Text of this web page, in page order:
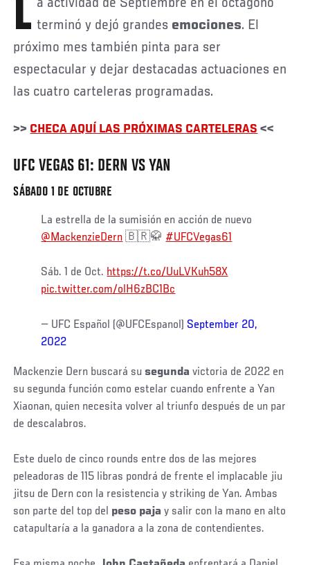
La actividad de Septiembre en el octágono terminó y dejó grandes emociones. El
próximo mes también pinta para ser
espectacular y dejar destacadas actuaciones en
las cuatro carteleras programadas.
>> CHECA AQUÍ LAS PRÓXIMAS CARTELERAS <<
UFC VEGAS 61: DERN VS YAN
SÁBADO 1 DE OCTUBRE
La estrella de la sumisión en acción de nuevo
@MackenzieDern 🇧🇷🥋 #UFCVegas61
Sáb. 1 de Oct. https://t.co/UuLVKuh58X
pic.twitter.com/olH6zBC1Bc
— UFC Español (@UFCEspanol) September 20,
2022
Mackenzie Dern buscará susegunda victoria de 2022 en
su segunda función como estelar cuando enfrente a Yan
Xiaonan, quien necesita volver al triunfo después de un par
de descalabros.
Este duelo de cinco rounds entre dos de las mejores
peleadoras de 115 libras pondrá de frente el implacable jiu
jitsu de Dern con la resistencia y striking de Yan. Ambas
son parte del top del peso pajay salir con la mano en alto
catapultaría a la ganadora a la zona de contendientes.